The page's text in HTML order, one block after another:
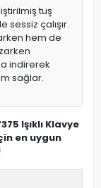
tuş
sessiz çalışır.
hem de
indirerek
sağlar.
Işıklı Klavye
en uygun